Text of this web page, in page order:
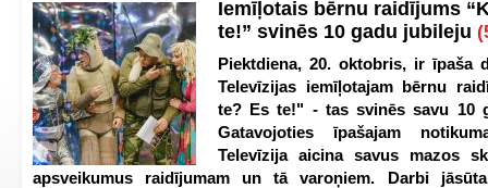
Iemīļotais bērnu raidījums
te!” svinēs 10 gadu jubileju
Piektdiena, 20. oktobris, ir īpaša
Televīzijas iemīļotajam bērnu
te? Es te!" - tas svinēs savu 10
Gatavojoties īpašajam
Televīzija aicina savus mazos
apsveikumus raidījumam un tā varoņiem. Darbi